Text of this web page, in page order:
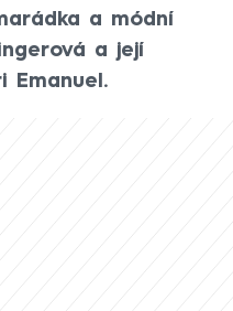
a módní
a její
Emanuel.